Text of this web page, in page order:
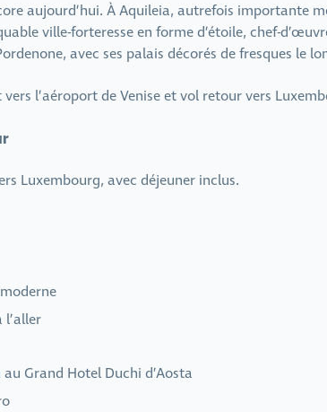
aujourd’hui. À Aquileia, autrefois importante
ville-forteresse en forme d’étoile, chef-
avec ses palais décorés de fresques le
l’aéroport de Venise et vol retour vers
Luxembourg, avec déjeuner inclus.
l’aller
Grand Hotel Duchi d’Aosta